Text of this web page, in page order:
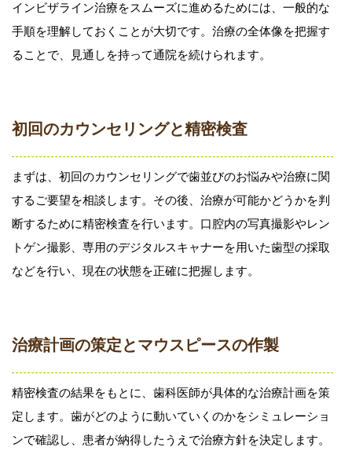
インビザライン治療をスムーズに進めるためには、一般的な
手順を理解しておくことが大切です。治療の全体像を把握す
ることで、見通しを持って通院を続けられます。
初回のカウンセリングと精密検査
まずは、初回のカウンセリングで歯並びのお悩みや治療に関
するご要望を相談します。その後、治療が可能かどうかを判
断するために精密検査を行います。口腔内の写真撮影やレン
トゲン撮影、専用のデジタルスキャナーを用いた歯型の採取
などを行い、現在の状態を正確に把握します。
治療計画の策定とマウスピースの作製
精密検査の結果をもとに、歯科医師が具体的な治療計画を策
定します。歯がどのように動いていくのかをシミュレーショ
ンで確認し、患者が納得したうえで治療方針を決定します。